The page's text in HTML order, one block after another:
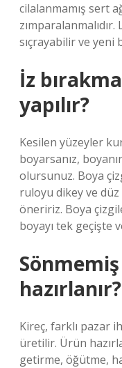
cilalanmamış sert
sıçrayabilir ve yeni
İz
yapılır?
Kesilen yüzeyler
boyarsanız,
olursunuz. Boya
ruloyu dikey ve düz
öneririz. Boya
boyayı tek geçişte
hazırlanır?
Kireç, farklı pazar
üretilir. Ürün
getirme, öğütme,